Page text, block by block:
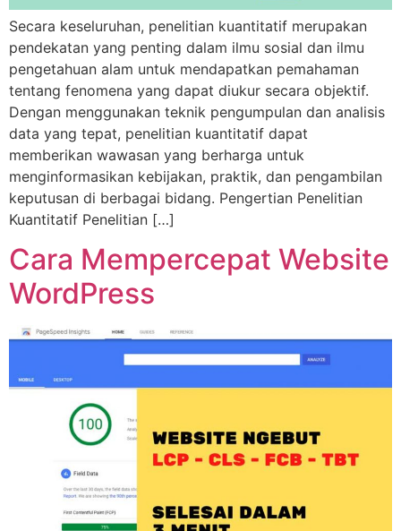
Secara keseluruhan, penelitian kuantitatif merupakan
pendekatan yang penting dalam ilmu sosial dan ilmu
pengetahuan alam untuk mendapatkan pemahaman
tentang fenomena yang dapat diukur secara objektif.
Dengan menggunakan teknik pengumpulan dan analisis
data yang tepat, penelitian kuantitatif dapat
memberikan wawasan yang berharga untuk
menginformasikan kebijakan, praktik, dan pengambilan
keputusan di berbagai bidang. Pengertian Penelitian
Kuantitatif Penelitian […]
Cara Mempercepat Website
WordPress